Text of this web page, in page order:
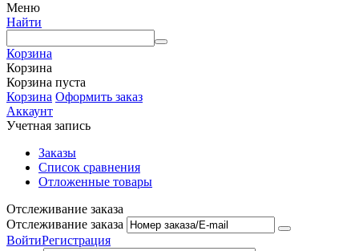
Меню
Найти
Корзина
Корзина
Корзина пуста
Корзина Оформить заказ
Аккаунт
Учетная запись
Заказы
Список сравнения
Отложенные товары
Отслеживание заказа
Отслеживание заказа
ВойтиРегистрация